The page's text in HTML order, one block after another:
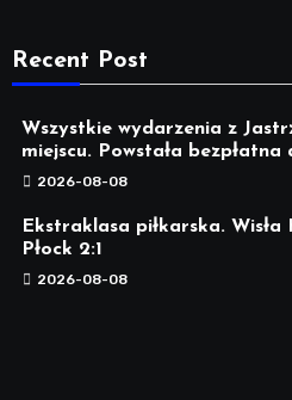
Recent Post
Wszystkie wydarzenia z
miejscu. Powstała bezpłatna
2026-08-08
Ekstraklasa piłkarska. Wisła
Płock 2:1
2026-08-08